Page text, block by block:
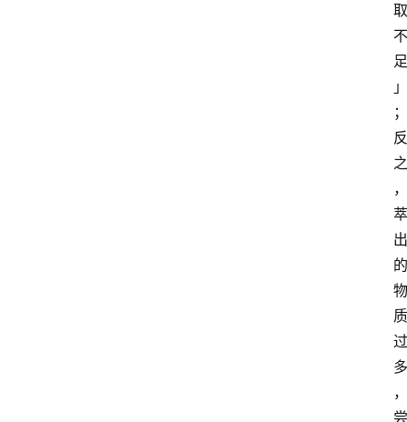
取
不
足
」
；
反
之
，
萃
出
的
物
质
过
多
，
尝